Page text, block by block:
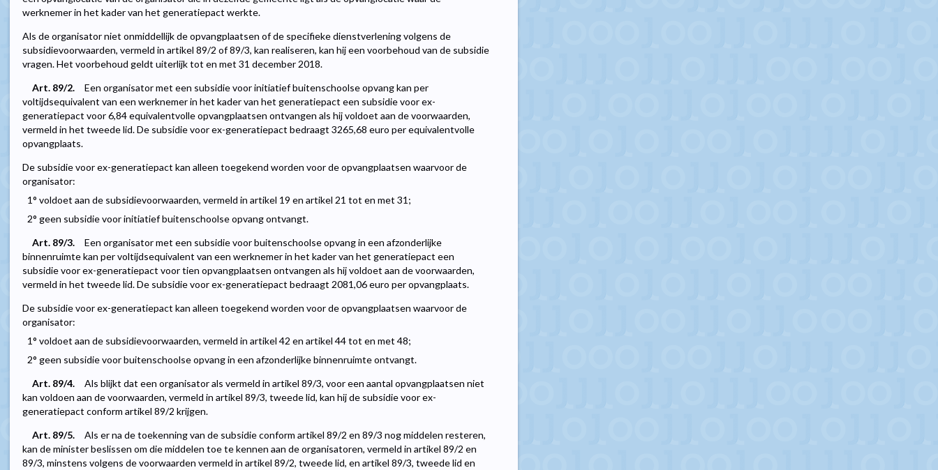
werknemer in het kader van het generatiepact werkte.
Als de organisator niet onmiddellijk de opvangplaatsen of de specifieke dienstverlening volgens de
subsidievoorwaarden, vermeld in artikel 89/2 of 89/3, kan realiseren, kan hij een voorbehoud van de subsidie
vragen. Het voorbehoud geldt uiterlijk tot en met 31 december 2018.
Art. 89/2.
Een organisator met een subsidie voor initiatief buitenschoolse opvang kan per
voltijdsequivalent van een werknemer in het kader van het generatiepact een subsidie voor ex-
generatiepact voor 6,84 equivalentvolle opvangplaatsen ontvangen als hij voldoet aan de voorwaarden,
vermeld in het tweede lid. De subsidie voor ex-generatiepact bedraagt 3265,68 euro per equivalentvolle
opvangplaats.
De subsidie voor ex-generatiepact kan alleen toegekend worden voor de opvangplaatsen waarvoor de
organisator:
1° voldoet aan de subsidievoorwaarden, vermeld in artikel 19 en artikel 21 tot en met 31;
2° geen subsidie voor initiatief buitenschoolse opvang ontvangt.
Art. 89/3.
Een organisator met een subsidie voor buitenschoolse opvang in een afzonderlijke
binnenruimte kan per voltijdsequivalent van een werknemer in het kader van het generatiepact een
subsidie voor ex-generatiepact voor tien opvangplaatsen ontvangen als hij voldoet aan de voorwaarden,
vermeld in het tweede lid. De subsidie voor ex-generatiepact bedraagt 2081,06 euro per opvangplaats.
De subsidie voor ex-generatiepact kan alleen toegekend worden voor de opvangplaatsen waarvoor de
organisator:
1° voldoet aan de subsidievoorwaarden, vermeld in artikel 42 en artikel 44 tot en met 48;
2° geen subsidie voor buitenschoolse opvang in een afzonderlijke binnenruimte ontvangt.
Art. 89/4.
Als blijkt dat een organisator als vermeld in artikel 89/3, voor een aantal opvangplaatsen niet
kan voldoen aan de voorwaarden, vermeld in artikel 89/3, tweede lid, kan hij de subsidie voor ex-
generatiepact conform artikel 89/2 krijgen.
Art. 89/5.
Als er na de toekenning van de subsidie conform artikel 89/2 en 89/3 nog middelen resteren,
kan de minister beslissen om die middelen toe te kennen aan de organisatoren, vermeld in artikel 89/2 en
89/3, minstens volgens de voorwaarden vermeld in artikel 89/2, tweede lid, en artikel 89/3, tweede lid en